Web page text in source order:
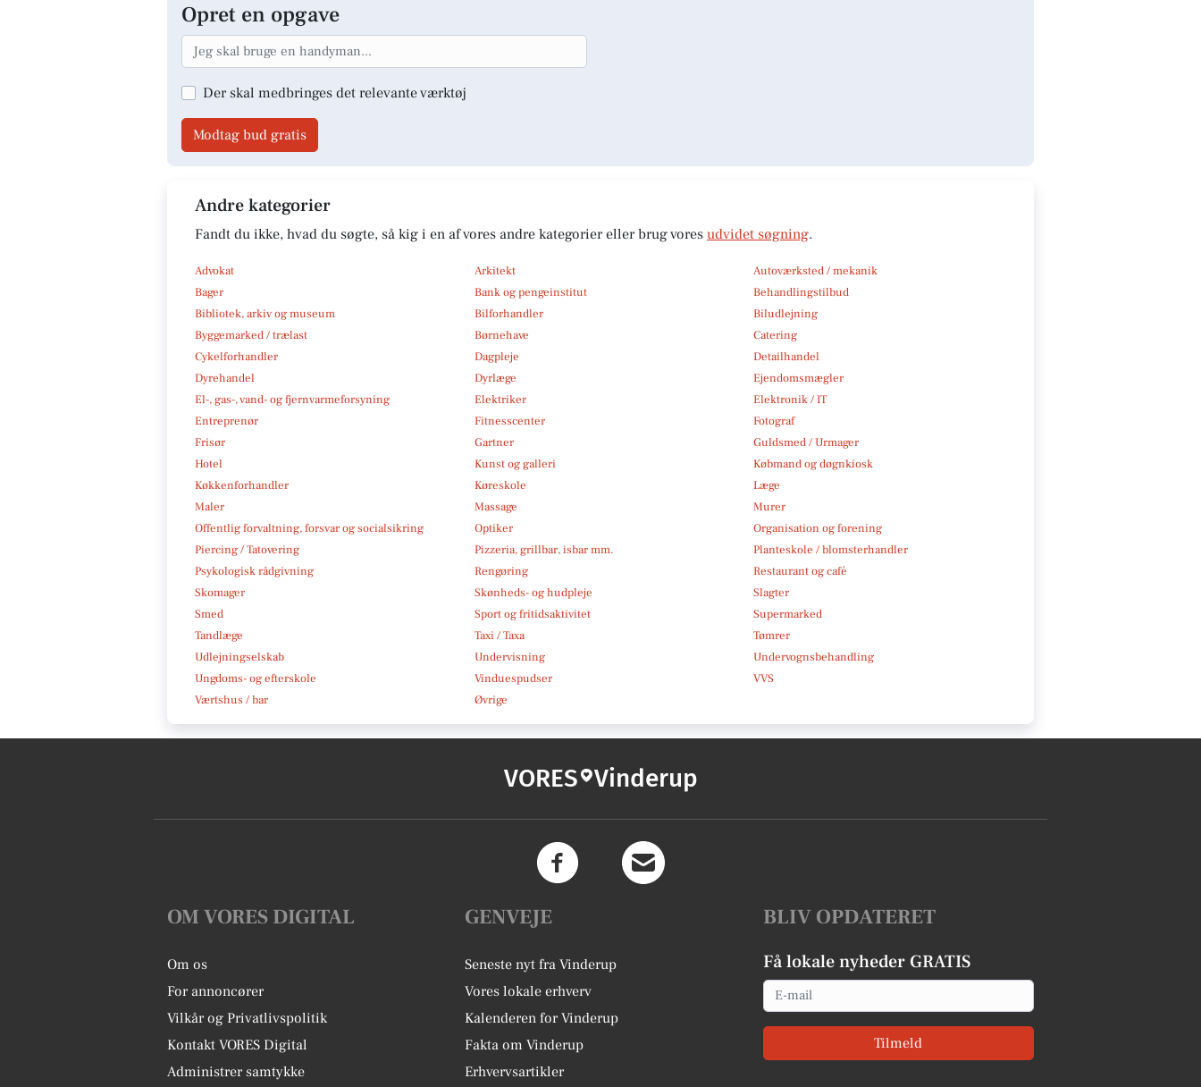
Opret en opgave
Der skal medbringes det relevante værktøj
Modtag bud gratis
Andre kategorier
Fandt du ikke, hvad du søgte, så kig i en af vores andre kategorier eller brug vores udvidet søgning.
Advokat Arkitekt
Autoværksted / mekanik
Bager
Bank og pengeinstitut
Behandlingstilbud
Bibliotek, arkiv og museum
Bilforhandler
Biludlejning
Byggemarked / trælast
Børnehave
Catering
Cykelforhandler
Dagpleje
Detailhandel
Dyrehandel
Dyrlæge
Ejendomsmægler
El-, gas-, vand- og fjernvarmeforsyning
Elektriker
Elektronik / IT
Entreprenør
Fitnesscenter
Fotograf
Frisør
Gartner
Guldsmed / Urmager
Hotel
Kunst og galleri
Købmand og døgnkiosk
Køkkenforhandler
Køreskole
Læge
Maler
Massage
Murer
Offentlig forvaltning, forsvar og socialsikring
Optiker
Organisation og forening
Piercing / Tatovering
Pizzeria, grillbar, isbar mm.
Planteskole / blomsterhandler
Psykologisk rådgivning
Rengøring
Restaurant og café
Skomager
Skønheds- og hudpleje
Slagter
Smed
Sport og fritidsaktivitet
Supermarked
Tandlæge
Taxi / Taxa
Tømrer
Udlejningselskab
Undervisning
Undervognsbehandling
Ungdoms- og efterskole
Vinduespudser
VVS
Værtshus / bar
Øvrige
VORES Vinderup
OM VORES DIGITAL
Om os
For annoncører
Vilkår og Privatlivspolitik
Kontakt VORES Digital
Administrer samtykke
GENVEJE
Seneste nyt fra Vinderup
Vores lokale erhverv
Kalenderen for Vinderup
Fakta om Vinderup
Erhvervsartikler
BLIV OPDATERET
Få lokale nyheder GRATIS
Email
Tilmeld